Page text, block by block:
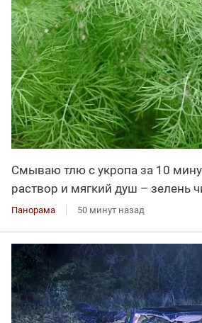
Смываю тлю с укропа за 10
раствор и мягкий душ – зелень
Панорама 50 минут назад